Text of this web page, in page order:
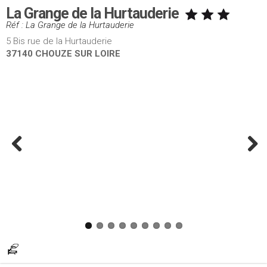
La Grange de la Hurtauderie
Réf : La Grange de la Hurtauderie
5 Bis rue de la Hurtauderie
37140 CHOUZE SUR LOIRE